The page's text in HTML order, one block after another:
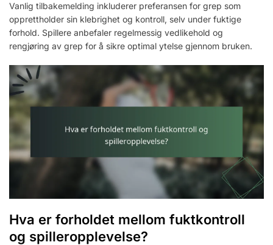
Vanlig tilbakemelding inkluderer preferansen for grep som
opprettholder sin klebrighet og kontroll, selv under fuktige
forhold. Spillere anbefaler regelmessig vedlikehold og
rengjøring av grep for å sikre optimal ytelse gjennom bruken.
Hva er forholdet mellom fuktkontroll
og spilleropplevelse?